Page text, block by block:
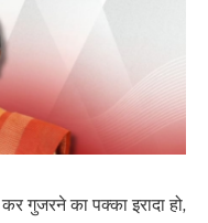
गुजरने का पक्का इरादा हो,